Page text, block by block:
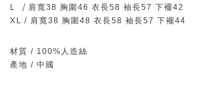
L / 肩寬38 胸圍46 衣長58 袖長57 下襬42
XL / 肩寬38 胸圍48 衣長58 袖長57 下襬44
材質 / 100%人造絲
產地 / 中國